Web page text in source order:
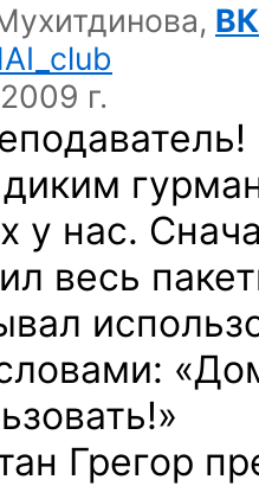
2009 г.
у нас.
весь
Грегор